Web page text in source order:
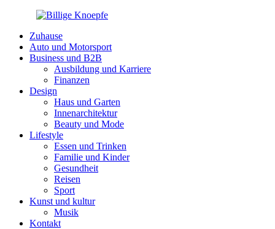
Zuhause
Auto und Motorsport
Business und B2B
Ausbildung und Karriere
Finanzen
Design
Haus und Garten
Innenarchitektur
Beauty und Mode
Lifestyle
Essen und Trinken
Familie und Kinder
Gesundheit
Reisen
Sport
Kunst und kultur
Musik
Kontakt